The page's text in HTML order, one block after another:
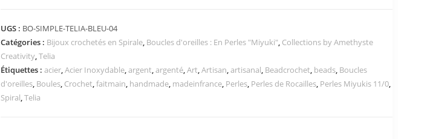
UGS : BO-SIMPLE-TELIA-BLEU-04
Catégories : Bijoux crochetés en Spirale, Boucles d'oreilles : En Perles "Miyuki", Collections by Amethyste
Creativity,Telia
Étiquettes : acier,Acier Inoxydable,argent,argenté,Art,Artisan,artisanal, Beadcrochet, beads, Boucles
d'oreilles, Boules, Crochet,faitmain, handmade, madeinfrance, Perles, Perles de Rocailles, Perles Miyukis 11/0,
Spiral,Telia